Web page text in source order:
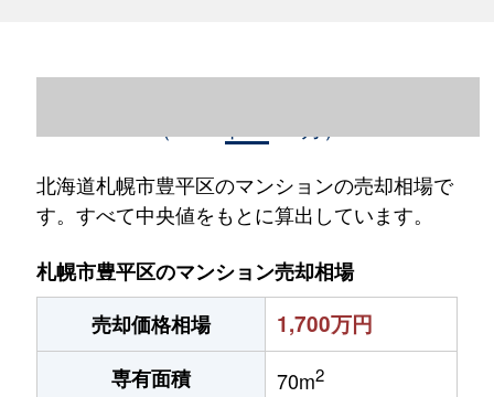
北海道札幌市豊平区のマンションの売却相場で
す。すべて中央値をもとに算出しています。
札幌市豊平区のマンション売却相場
売却価格相場
1,700万円
専有面積 70m2